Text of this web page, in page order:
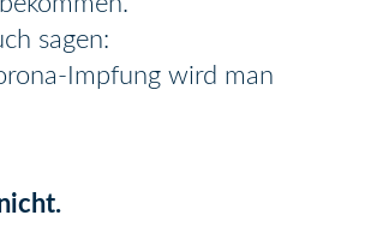
sagen:
Impfung wird man